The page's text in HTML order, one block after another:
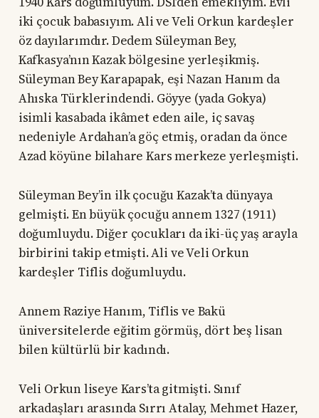
iki çocuk babasıyım. Ali ve Veli Orkun kardeşler
öz dayılarımdır. Dedem Süleyman Bey,
Kafkasya’nın Kazak bölgesine yerleşikmiş.
Süleyman Bey Karapapak, eşi Nazan Hanım da
Ahıska Türklerindendi. Göyye (yada Gokya)
isimli kasabada ikâmet eden aile, iç savaş
nedeniyle Ardahan’a göç etmiş, oradan da önce
Azad köyüne bilahare Kars merkeze yerleşmişti.
Süleyman Bey’in ilk çocuğu Kazak’ta dünyaya
gelmişti. En büyük çocuğu annem 1327 (1911)
doğumluydu. Diğer çocukları da iki-üç yaş arayla
birbirini takip etmişti. Ali ve Veli Orkun
kardeşler Tiflis doğumluydu.
Annem Raziye Hanım, Tiflis ve Bakü
üniversitelerde eğitim görmüş, dört beş lisan
bilen kültürlü bir kadındı.
Veli Orkun liseye Kars’ta gitmişti. Sınıf
arkadaşları arasında Sırrı Atalay, Mehmet Hazer,